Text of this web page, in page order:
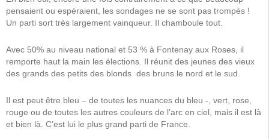
pensaient ou espéraient, les sondages ne se sont pas trompés !
Un parti sort très largement vainqueur. Il chamboule tout.
Avec 50% au niveau national et 53 % à Fontenay aux Roses, il
remporte haut la main les élections. Il réunit des jeunes des vieux
des grands des petits des blonds des bruns le nord et le sud.
Il est peut être bleu – de toutes les nuances du bleu -, vert, rose,
rouge ou de toutes les autres couleurs de l’arc en ciel, mais il est là
et bien là. C’est lui le plus grand parti de France.